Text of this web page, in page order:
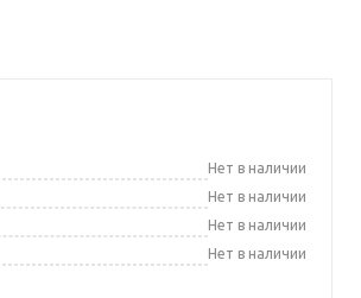
Нет в наличии
Нет в наличии
Нет в наличии
Нет в наличии